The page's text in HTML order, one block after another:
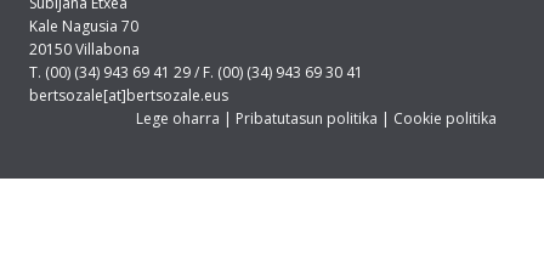
Kale Nagusia 70
20150 Villabona
T. (00) (34) 943 69 41 29 / F. (00) (34) 943 69 30 41
bertsozale[at]bertsozale.eus
Lege oharra | Pribatutasun politika | Cookie politika